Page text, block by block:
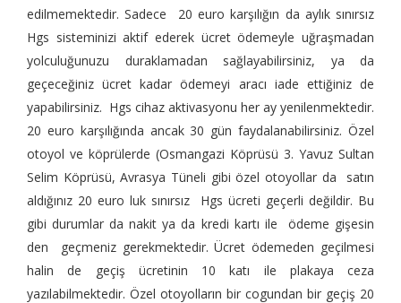
edilmemektedir. Sadece 20 euro karşılığın da aylık sınırsız
Hgs sisteminizi aktif ederek ücret ödemeyle uğraşmadan
yolculuğunuzu duraklamadan sağlayabilirsiniz, ya da
geçeceğiniz ücret kadar ödemeyi aracı iade ettiğiniz de
yapabilirsiniz. Hgs cihaz aktivasyonu her ay yenilenmektedir.
20 euro karşılığında ancak 30 gün faydalanabilirsiniz. Özel
otoyol ve köprülerde (Osmangazi Köprüsü 3. Yavuz Sultan
Selim Köprüsü, Avrasya Tüneli gibi özel otoyollar da satın
aldığınız 20 euro luk sınırsız Hgs ücreti geçerli değildir. Bu
gibi durumlar da nakit ya da kredi kartı ile ödeme gişesin
den geçmeniz gerekmektedir. Ücret ödemeden geçilmesi
halin de geçiş ücretinin 10 katı ile plakaya ceza
yazılabilmektedir. Özel otoyolların bir cogundan bir geçiş 20